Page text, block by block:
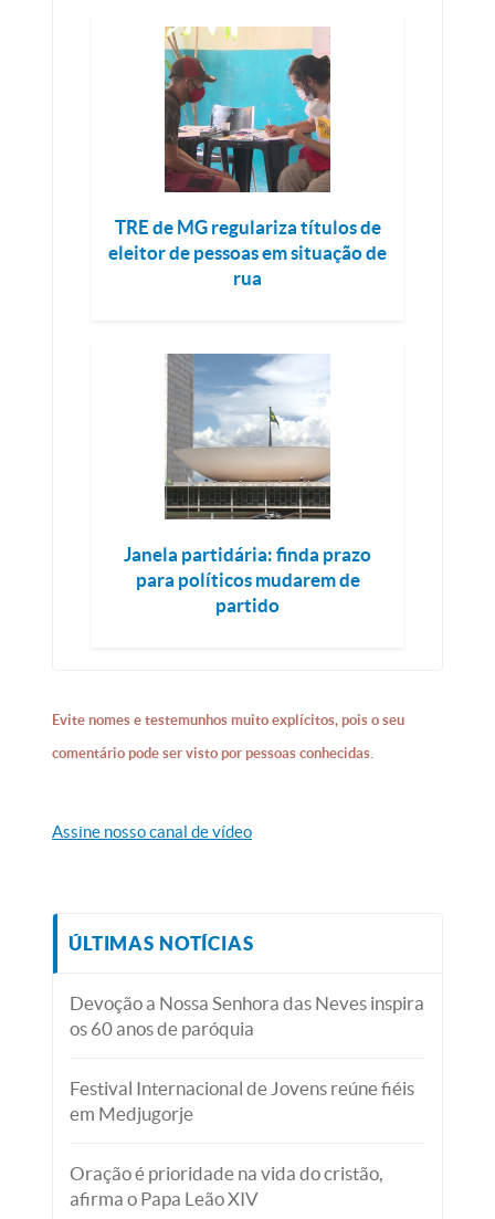
TRE de MG regulariza títulos de
eleitor de pessoas em situação de
rua
Janela partidária: finda prazo
para políticos mudarem de
partido
Evite nomes e testemunhos muito explícitos, pois o seu
comentário pode ser visto por pessoas conhecidas.
Assine nosso canal de vídeo
ÚLTIMAS NOTÍCIAS
Devoção a Nossa Senhora das Neves inspira
os 60 anos de paróquia
Festival Internacional de Jovens reúne fiéis
em Medjugorje
Oração é prioridade na vida do cristão,
afirma o Papa Leão XIV